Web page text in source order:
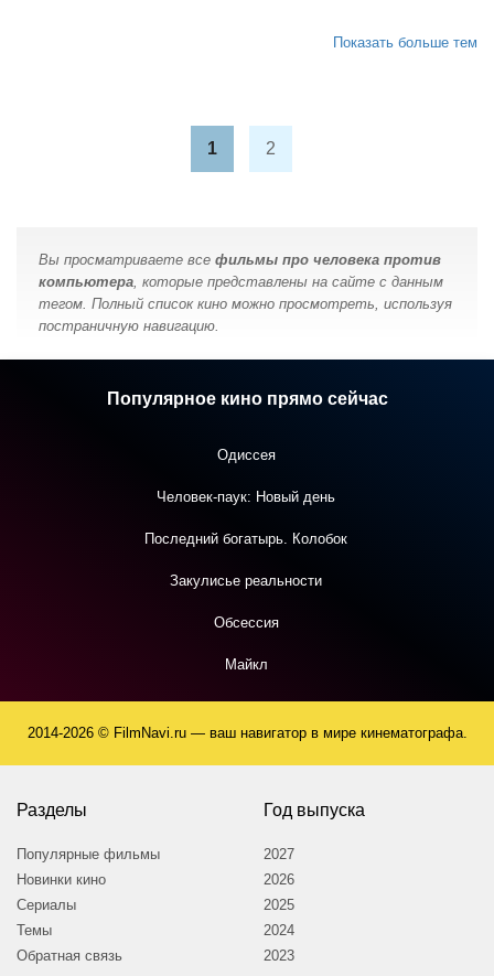
Показать больше тем
1 2
Вы просматриваете все фильмы про человека против
компьютера, которые представлены на сайте с данным
тегом. Полный список кино можно просмотреть, используя
постраничную навигацию.
Популярное кино прямо сейчас
Одиссея
Человек-паук: Новый день
Последний богатырь. Колобок
Закулисье реальности
Обсессия
Майкл
2014-2026 © FilmNavi.ru — ваш навигатор в мире кинематографа.
Разделы
Популярные фильмы
Новинки кино
Сериалы
Темы
Обратная связь
Год выпуска
2027
2026
2025
2024
2023